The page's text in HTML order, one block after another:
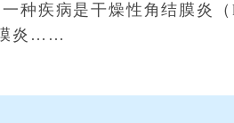
疾病是干燥性角结膜炎（
炎……